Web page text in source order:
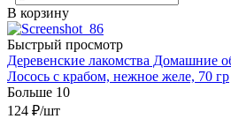
В корзину
Быстрый просмотр
Деревенские лакомства Домашние
Лосось с крабом, нежное желе, 70 гр
Больше 10
124 ₽/шт